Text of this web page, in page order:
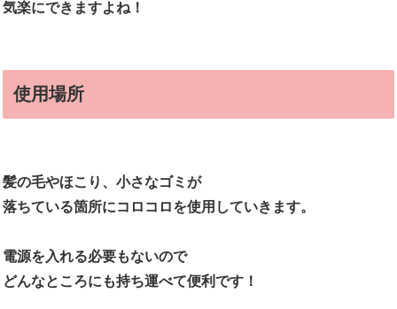
気楽にできますよね！
使用場所
髪の毛やほこり、小さなゴミが
落ちている箇所にコロコロを使用していきます。
電源を入れる必要もないので
どんなところにも持ち運べて便利です！